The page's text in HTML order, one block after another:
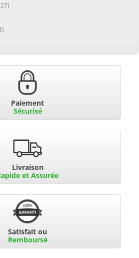
Paiement
Sécurisé
Livraison
et Assurée
Satisfait ou
Remboursé